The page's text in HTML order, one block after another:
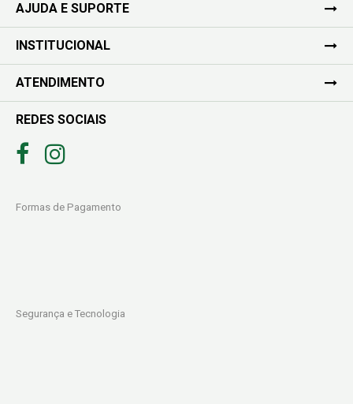
AJUDA E SUPORTE
INSTITUCIONAL
ATENDIMENTO
REDES SOCIAIS
Formas de Pagamento
Segurança e Tecnologia